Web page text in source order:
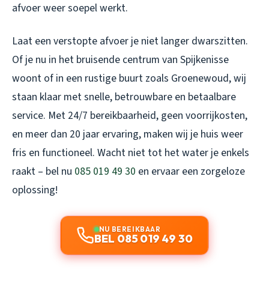
afvoer weer soepel werkt.
Laat een verstopte afvoer je niet langer dwarszitten.
Of je nu in het bruisende centrum van Spijkenisse
woont of in een rustige buurt zoals Groenewoud, wij
staan klaar met snelle, betrouwbare en betaalbare
service. Met 24/7 bereikbaarheid, geen voorrijkosten,
en meer dan 20 jaar ervaring, maken wij je huis weer
fris en functioneel. Wacht niet tot het water je enkels
raakt – bel nu 085 019 49 30 en ervaar een zorgeloze
oplossing!
NU BEREIKBAAR
BEL 085 019 49 30